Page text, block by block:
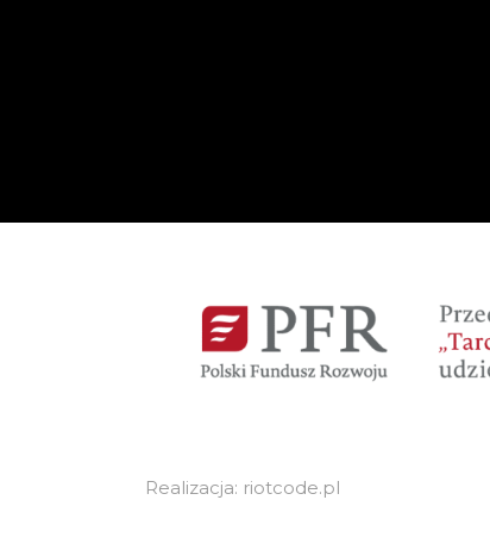
Realizacja: riotcode.pl